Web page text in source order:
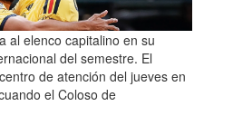
al elenco capitalino en su
del semestre. El
de atención del jueves en
el Coloso de